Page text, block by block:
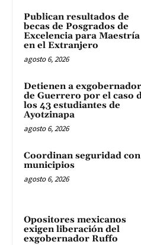
Publican resultados de
becas de Posgrados de
Excelencia para Maestría
en el Extranjero
agosto 6, 2026
Detienen a exgobernador
de Guerrero por el caso
los 43 estudiantes de
Ayotzinapa
agosto 6, 2026
Coordinan seguridad con
municipios
agosto 6, 2026
Opositores mexicanos
exigen liberación del
exgobernador Ruffo